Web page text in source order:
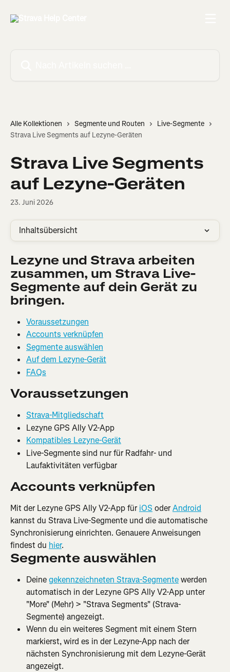
Alle Kollektionen Segmente und Routen
Live-Segmente
Strava Live Segments auf Lezyne-Geräten
Strava Live Segments
auf Lezyne-Geräten
23. Juni 2026
Inhaltsübersicht
Lezyne und Strava arbeiten
zusammen, um Strava Live-
Segmente auf dein Gerät zu
bringen.
Voraussetzungen
Accounts verknüpfen
Segmente auswählen
Auf dem Lezyne-Gerät
FAQs
Voraussetzungen
Strava-Mitgliedschaft
Lezyne GPS Ally V2-App
Kompatibles Lezyne-Gerät
Live-Segmente sind nur für Radfahr- und
Laufaktivitäten verfügbar
Accounts verknüpfen
Mit der Lezyne GPS Ally V2-App für iOS oder Android
kannst du Strava Live-Segmente und die automatische
Synchronisierung einrichten. Genauere Anweisungen
findest du hier.
Segmente auswählen
Deine gekennzeichneten Strava-Segmente werden
automatisch in der Lezyne GPS Ally V2-App unter
"More" (Mehr) > "Strava Segments" (Strava-
Segmente) angezeigt.
Wenn du ein weiteres Segment mit einem Stern
markierst, wird es in der Lezyne-App nach der
nächsten Synchronisierung mit dem Lezyne-Gerät
angezeigt.